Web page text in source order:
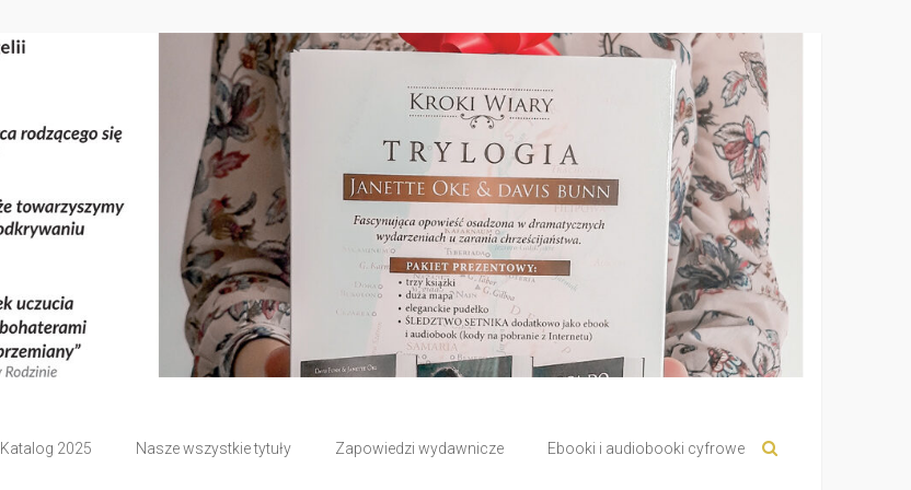
Katalog 2025 Nasze wszystkie tytuły Zapowiedzi wydawnicze Ebooki i audiobooki cyfrowe